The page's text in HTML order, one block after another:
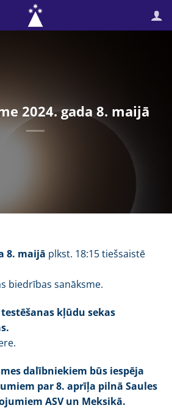
2024. gada 8. maijā
8. maijā plkst. 18:15 tiešsaistē
biedrības sanāksme.
kļūdu sekas
dalībniekiem būs iespēja
par 8. aprīļa pilnā Saules
ASV un Meksikā.